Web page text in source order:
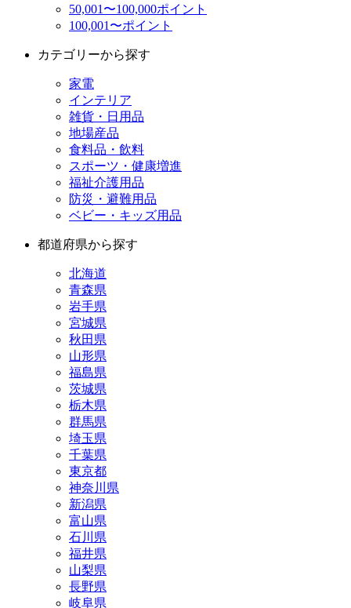
50,001〜100,000ポイント
100,001〜ポイント
カテゴリーから探す
家電
インテリア
雑貨・日用品
地場産品
食料品・飲料
スポーツ・健康増進
福祉介護用品
防災・避難用品
ベビー・キッズ用品
都道府県から探す
北海道
青森県
岩手県
宮城県
秋田県
山形県
福島県
茨城県
栃木県
群馬県
埼玉県
千葉県
東京都
神奈川県
新潟県
富山県
石川県
福井県
山梨県
長野県
岐阜県